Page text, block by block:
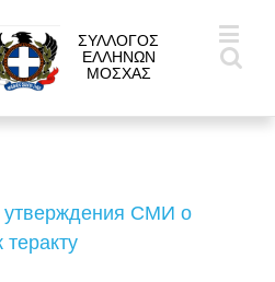
ΣΥΛΛΟΓΟΣ
ΕΛΛΗΝΩΝ
ΜΟΣΧΑΣ
утверждения СМИ о
теракту